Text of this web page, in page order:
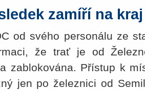
zamíří na kraj
od svého personálu ze
že trať je od
zablokována. Přístup k
jen po železnici od